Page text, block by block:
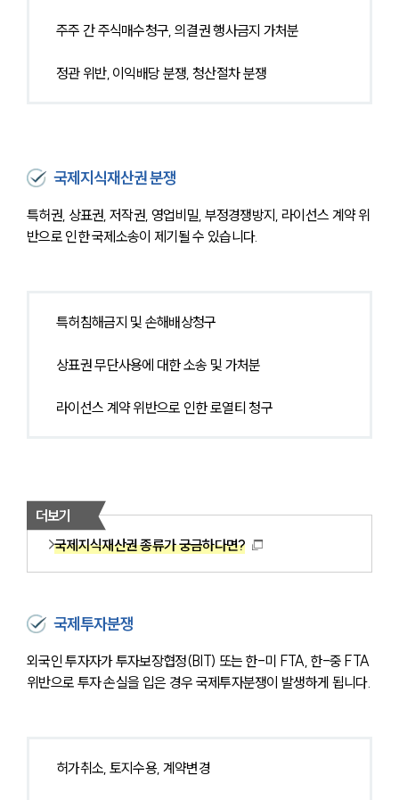
주주 간 주식매수청구, 의결권 행사금지 가처분
정관 위반, 이익배당 분쟁, 청산절차 분쟁
국제지식재산권 분쟁
특허권, 상표권, 저작권, 영업비밀, 부정경쟁방지, 라이선스 계약 위
반으로 인한 국제소송이 제기될 수 있습니다.
특허침해금지 및 손해배상청구
상표권 무단사용에 대한 소송 및 가처분
라이선스 계약 위반으로 인한 로열티 청구
더보기
국제지식재산권 종류가 궁금하다면?
국제투자분쟁
외국인 투자자가 투자보장협정(BIT) 또는 한-미 FTA, 한-중 FTA
위반으로 투자 손실을 입은 경우 국제투자분쟁이 발생하게 됩니다.
허가취소, 토지수용, 계약변경